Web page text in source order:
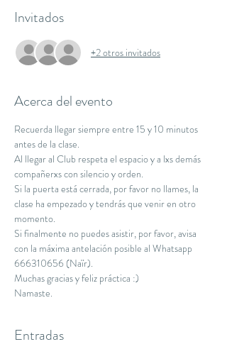
Invitados
+2 otros invitados
Acerca del evento
Recuerda llegar siempre entre 15 y 10 minutos
antes de la clase.
Al llegar al Club respeta el espacio y a lxs demás
compañerxs con silencio y orden.
Si la puerta está cerrada, por favor no llames, la
clase ha empezado y tendrás que venir en otro
momento.
Si finalmente no puedes asistir, por favor, avisa
con la máxima antelación posible al Whatsapp
666310656 (Naïr).
Muchas gracias y feliz práctica :)
Namaste.
Entradas